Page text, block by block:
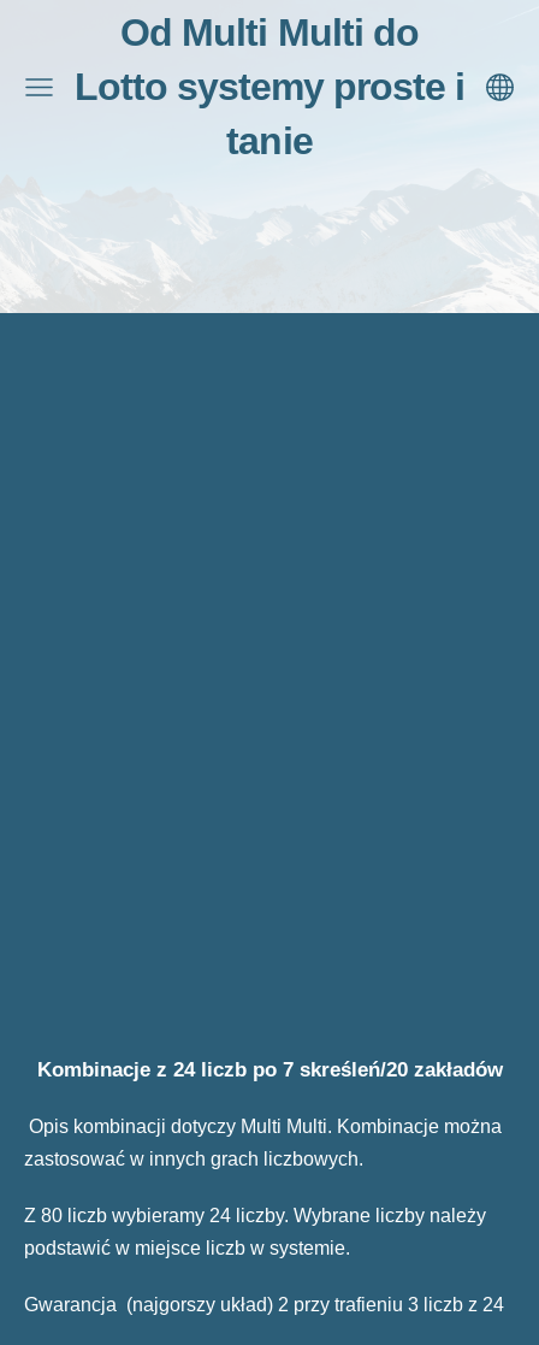
Od Multi Multi do
Lotto systemy proste i
tanie
Kombinacje z 24 liczb po 7 skreśleń/20 zakładów
Opis kombinacji dotyczy Multi Multi. Kombinacje można
zastosować w innych grach liczbowych.
Z 80 liczb wybieramy 24 liczby. Wybrane liczby należy
podstawić w miejsce liczb w systemie.
Gwarancja (najgorszy układ) 2 przy trafieniu 3 liczb z 24